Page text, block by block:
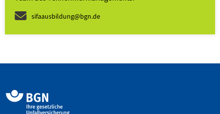
sifaausbildung@bgn.de